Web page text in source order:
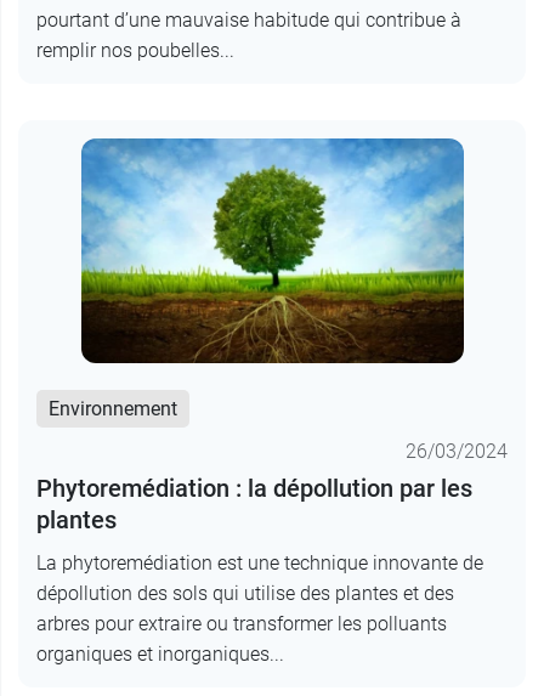
pourtant d’une mauvaise habitude qui contribue à
remplir nos poubelles...
Environnement
26/03/2024
Phytoremédiation : la dépollution par les
plantes
La phytoremédiation est une technique innovante de
dépollution des sols qui utilise des plantes et des
arbres pour extraire ou transformer les polluants
organiques et inorganiques...